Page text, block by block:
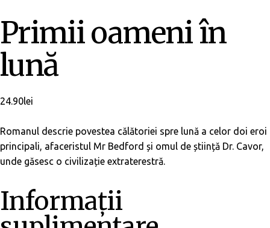
Primii oameni în
lună
24.90lei
Romanul descrie povestea călătoriei spre lună a celor doi eroi
principali, afaceristul Mr Bedford și omul de știință Dr. Cavor,
unde găsesc o civilizație extraterestră.
Informații